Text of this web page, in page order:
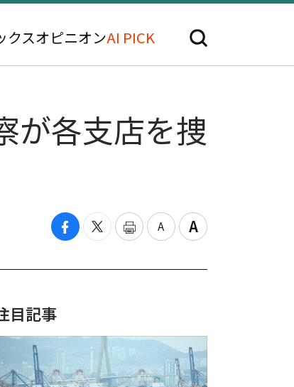
クスオピニオンAI PICK
が各支店を捜
目記事